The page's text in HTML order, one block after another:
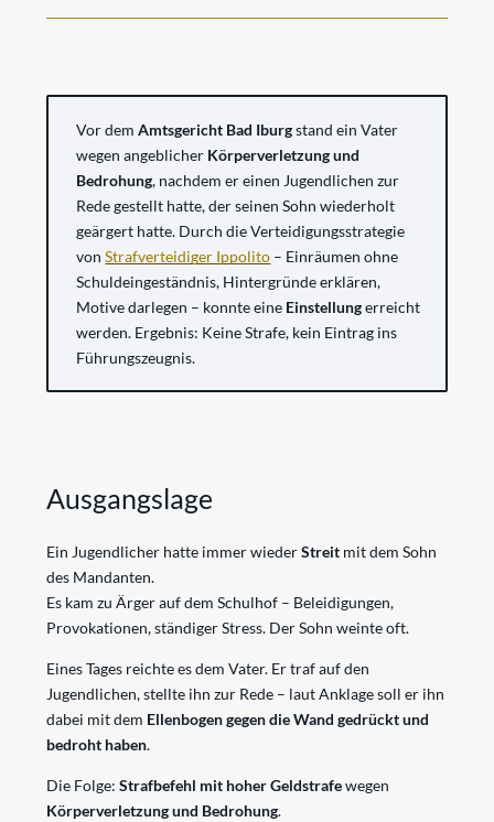
Vor demAmtsgericht Bad Iburgstand ein Vater
wegen angeblicher Körperverletzung und
Bedrohung, nachdem er einen Jugendlichen zur
Rede gestellt hatte, der seinen Sohn wiederholt
geärgert hatte. Durch die Verteidigungsstrategie
vonStrafverteidiger Ippolito – Einräumen ohne
Schuldeingeständnis, Hintergründe erklären,
Motive darlegen – konnte eine Einstellungerreicht
werden. Ergebnis: Keine Strafe, kein Eintrag ins
Führungszeugnis.
Ausgangslage
Ein Jugendlicher hatte immer wiederStreit mit dem Sohn
des Mandanten.
Es kam zu Ärger auf dem Schulhof – Beleidigungen,
Provokationen, ständiger Stress. Der Sohn weinte oft.
Eines Tages reichte es dem Vater. Er traf auf den
Jugendlichen, stellte ihn zur Rede – laut Anklage soll er ihn
dabei mit dem Ellenbogen gegen die Wand gedrückt und
bedroht haben.
Die Folge: Strafbefehl mit hoher Geldstrafewegen
Körperverletzung und Bedrohung.